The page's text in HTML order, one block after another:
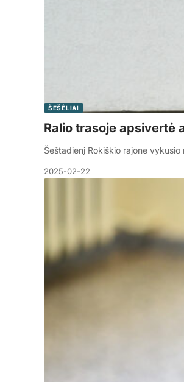
ŠEŠĖLIAI
Ralio trasoje apsivertė
Šeštadienį Rokiškio rajone
2025-02-22